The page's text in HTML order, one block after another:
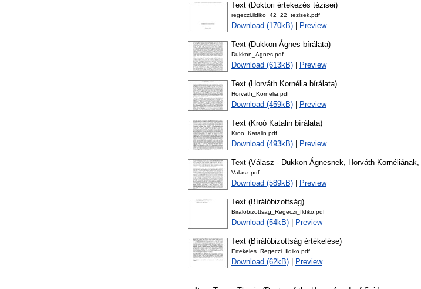
Text (Doktori értekezés tézisei)
regeczi.ildiko_42_22_tezisek.pdf
Download (170kB) Preview
Text (Dukkon Ágnes bírálata)
Dukkon_Agnes.pdf
Download (613kB) Preview
Text (Horváth Kornélia bírálata)
Horvath_Kornelia.pdf
Download (459kB) Preview
Text (Kroó Katalin bírálata)
Kroo_Katalin.pdf
Download (493kB) Preview
Text (Válasz - Dukkon Ágnesnek, Horváth
Valasz.pdf
Download (589kB) Preview
Text (Bírálóbizottság)
Biralobizottsag_Regeczi_Ildiko.pdf
Download (54kB) Preview
Text (Bírálóbizottság értékelése)
Ertekeles_Regeczi_Ildiko.pdf
Download (62kB) Preview